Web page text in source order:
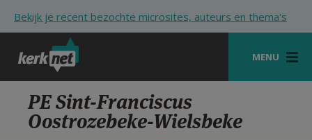
Bekijk je recent bezochte microsites, auteurs en thema's
MENU
STARTPAGINA
KERK
PE Sint-Franciscus
Oostrozebeke-Wielsbeke